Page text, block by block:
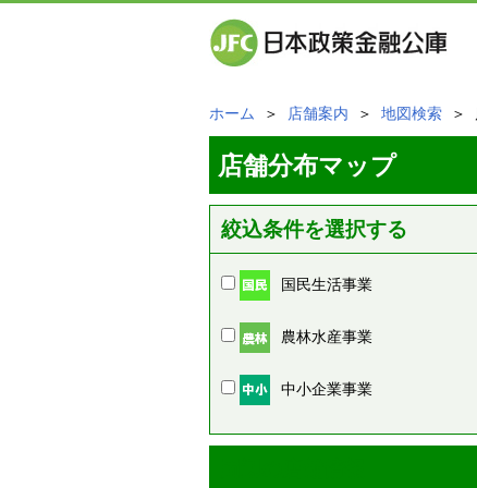
ホーム ＞ 店舗案内 ＞ 地図検索 ＞
店舗分布マップ
絞込条件を選択する
国民生活事業
農林水産事業
中小企業事業